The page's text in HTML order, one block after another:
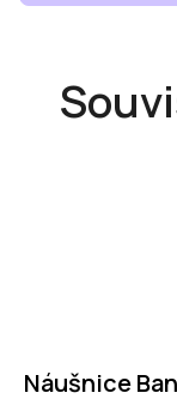
Náušnice